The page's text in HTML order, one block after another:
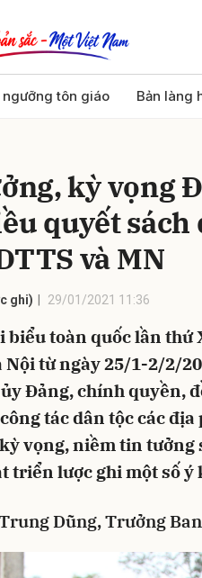
ngưỡng tôn giáo Bản làng
kỳ vọng
quyết
và MN
ghi) 29/01/2021 11:36
biểu toàn quốc lần thứ
Nội từ ngày 25/1-2/2/
Đảng, chính quyền,
tác dân tộc các
vọng, niềm tin tưởng
triển lược ghi một số ý
Dũng, Trưởng
Gửi bình